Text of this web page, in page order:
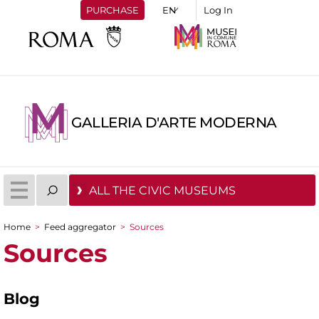
PURCHASE Log In
GALLERIA D'ARTE MODERNA
ALL THE CIVIC MUSEUMS
You are here
Home > Feed aggregator > Sources
Sources
Blog